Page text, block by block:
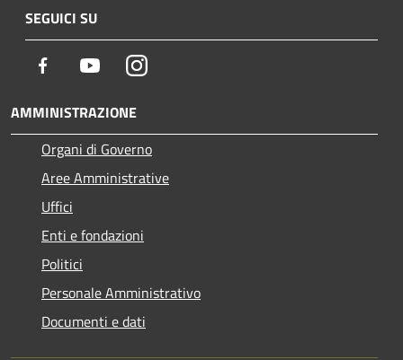
SEGUICI SU
Facebook YoutubeInstagram
AMMINISTRAZIONE
Organi di Governo
Aree Amministrative
Uffici
Enti e fondazioni
Politici
Personale Amministrativo
Documenti e dati